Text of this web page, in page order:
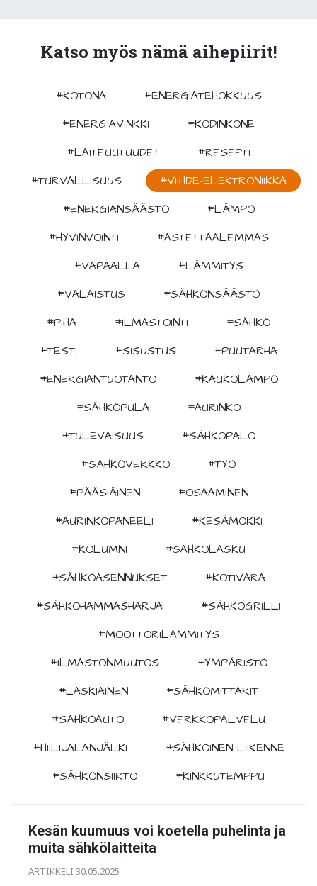
Katso myös nämä aihepiirit!
#KOTONA
#ENERGIATEHOKKUUS
#ENERGIAVINKKI
#KODINKONE
#LAITEUUTUUDET
#RESEPTI
#TURVALLISUUS
#VIIHDE-ELEKTRONIIKKA
#ENERGIANSÄÄSTÖ
#LÄMPÖ
#HYVINVOINTI
#ASTETTAALEMMAS
#VAPAALLA
#LÄMMITYS
#VALAISTUS
#SÄHKÖNSÄÄSTÖ
#PIHA
#ILMASTOINTI
#SÄHKÖ
#TESTI
#SISUSTUS
#PUUTARHA
#ENERGIANTUOTANTO
#KAUKOLÄMPÖ
#SÄHKÖPULA
#AURINKO
#TULEVAISUUS
#SÄHKÖPALO
#SÄHKÖVERKKO
#TYÖ
#PÄÄSIÄINEN
#OSAAMINEN
#AURINKOPANEELI
#KESÄMÖKKI
#KOLUMNI
#SAHKOLASKU
#SÄHKÖASENNUKSET
#KOTIVARA
#SÄHKÖHAMMASHARJA
#SÄHKÖGRILLI
#MOOTTORILÄMMITYS
#ILMASTONMUUTOS
#YMPÄRISTÖ
#LASKIAINEN
#SÄHKÖMITTARIT
#SÄHKÖAUTO
#VERKKOPALVELU
#HIILIJALANJÄLKI
#SÄHKÖINEN LIIKENNE
#SÄHKÖNSIIRTO
#KINKKUTEMPPU
Kesän kuumuus voi koetella puhelinta ja
muita sähkölaitteita
ARTIKKELI 30.05.2025